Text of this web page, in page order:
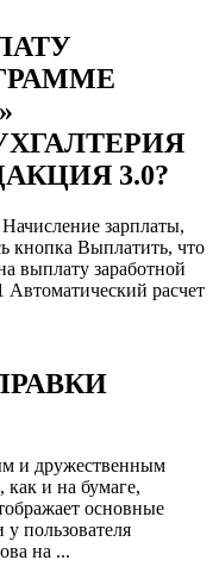
3.0?
зарплаты,
кнопка Выплатить, что
выплату заработной
расчет
и дружественным
и на бумаге,
основные
пользователя
на ...